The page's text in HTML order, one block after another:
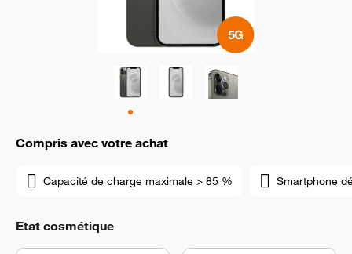
Compris avec votre achat
Capacité de charge maximale > 85 % Smartphone
Etat cosmétique